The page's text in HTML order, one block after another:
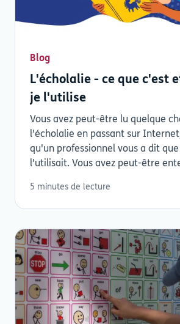
Blog
L'écholalie - ce que c'est
je l'utilise
Vous avez peut-être lu quelque
l'écholalie en passant sur
qu'un professionnel vous a dit
l'utilisait. Vous avez peut-être
5 minutes de lecture